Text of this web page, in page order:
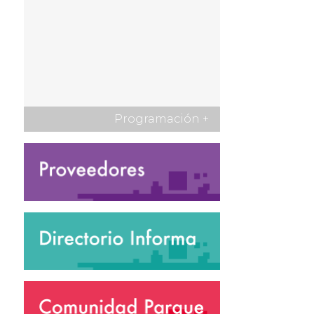
Programación +